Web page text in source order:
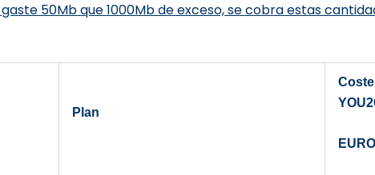
50Mb que 1000Mb de exceso, se cobra estas
Plan